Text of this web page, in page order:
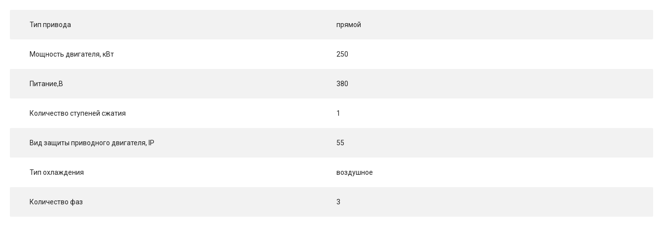
Тип привода прямой
Мощность двигателя, кВт 250
Питание,В 380
Количество ступеней сжатия 1
Вид защиты приводного двигателя, IP 55
Тип охлаждения воздушное
Количество фаз 3